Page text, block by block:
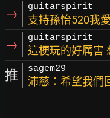
→ guitarspirit
支持孫怡520我
→ guitarspirit
這梗玩的好厲害
推 sagem29
沛慈：希望我們